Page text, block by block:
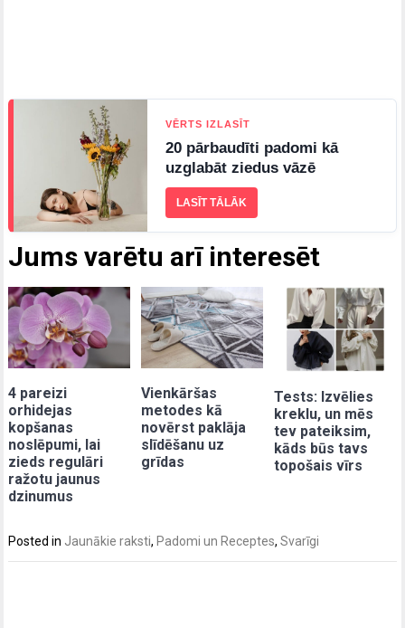
Jums varētu arī interesēt
4 pareizi
orhidejas
kopšanas
noslēpumi, lai
zieds regulāri
ražotu jaunus
dzinumus
Vienkāršas
metodes kā
novērst paklāja
slīdēšanu uz
grīdas
Tests: Izvēlies
kreklu, un mēs
tev pateiksim,
kāds būs tavs
topošais vīrs
VĒRTS IZLASĪT
20 pārbaudīti padomi kā
uzglabāt ziedus vāzē
LASĪT TĀLĀK
Posted in Jaunākie raksti, Padomi un Receptes,Svarīgi